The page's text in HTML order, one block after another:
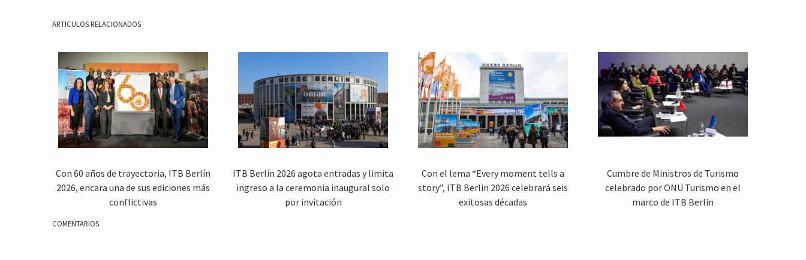
ARTICULOS RELACIONADOS
Con 60 años de trayectoria, ITB Berlín
2026, encara una de sus ediciones más
conflictivas
ITB Berlín 2026 agota entradas y limita
ingreso a la ceremonia inaugural solo
por invitación
Con el lema “Every moment tells a
story”, ITB Berlin 2026 celebrará seis
exitosas décadas
Cumbre de Ministros de Turismo
celebrado por ONU Turismo en el
marco de ITB Berlin
COMENTARIOS